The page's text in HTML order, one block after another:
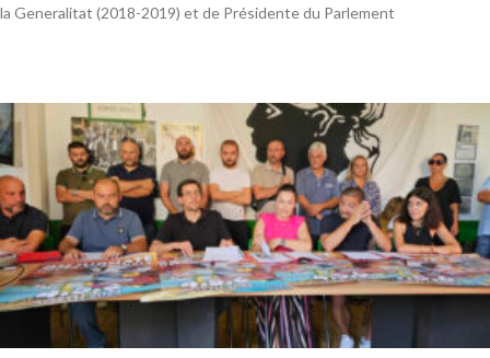
la Generalitat (2018-2019) et de Présidente du Parlement